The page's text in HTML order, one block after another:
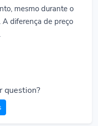
mesmo durante o
diferença de preço
question?